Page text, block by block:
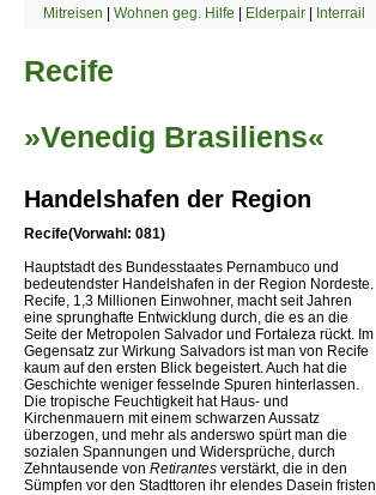
Mitreisen | Wohnen geg. Hilfe | Elderpair| Interrail
Recife
»Venedig Brasiliens«
Handelshafen der Region
Recife(Vorwahl: 081)
Hauptstadt des Bundesstaates Pernambuco und
bedeutendster Handelshafen in der Region Nordeste.
Recife, 1,3 Millionen Einwohner, macht seit Jahren
eine sprunghafte Entwicklung durch, die es an die
Seite der Metropolen Salvador und Fortaleza rückt. Im
Gegensatz zur Wirkung Salvadors ist man von Recife
kaum auf den ersten Blick begeistert. Auch hat die
Geschichte weniger fesselnde Spuren hinterlassen.
Die tropische Feuchtigkeit hat Haus- und
Kirchenmauern mit einem schwarzen Aussatz
überzogen, und mehr als anderswo spürt man die
sozialen Spannungen und Widersprüche, durch
Zehntausende von Retirantes verstärkt, die in den
Sümpfen vor den Stadttoren ihr elendes Dasein fristen.